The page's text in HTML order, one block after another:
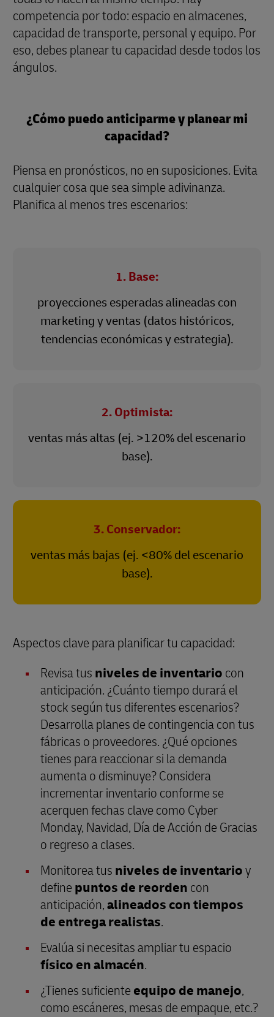
competencia por todo: espacio en almacenes,
capacidad de transporte, personal y equipo. Por
eso, debes planear tu capacidad desde todos los
ángulos.
¿Cómo puedo anticiparme y planear mi
capacidad?
Piensa en pronósticos, no en suposiciones. Evita
cualquier cosa que sea simple adivinanza.
Planifica al menos tres escenarios:
1. Base:
proyecciones esperadas alineadas con
marketing y ventas (datos históricos,
tendencias económicas y estrategia).
2. Optimista:
ventas más altas (ej. >120% del escenario
base).
3. Conservador:
ventas más bajas (ej. <80% del escenario
base).
Aspectos clave para planificar tu capacidad:
Revisa tus niveles de inventario con
anticipación. ¿Cuánto tiempo durará el
stock según tus diferentes escenarios?
Desarrolla planes de contingencia con tus
fábricas o proveedores. ¿Qué opciones
tienes para reaccionar si la demanda
aumenta o disminuye? Considera
incrementar inventario conforme se
acerquen fechas clave como Cyber
Monday, Navidad, Día de Acción de Gracias
o regreso a clases.
Monitorea tus niveles de inventarioy
define puntos de reorden con
anticipación,alineados con tiempos
de entrega realistas.
Evalúa si necesitas ampliar tu espacio
físico en almacén.
¿Tienes suficiente equipo de manejo,
como escáneres, mesas de empaque, etc.?